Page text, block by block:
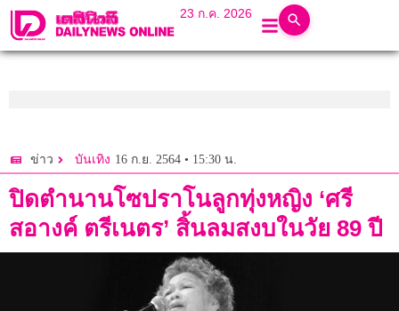
23 ก.ค. 2026
ข่าว บันเทิง 16 ก.ย. 2564 • 15:30 น.
ปิดตำนานโซปราโนลูกทุ่งหญิง ‘ศรี
สอางค์​ ตรีเนตร’ สิ้นลมสงบในวัย 89 ปี